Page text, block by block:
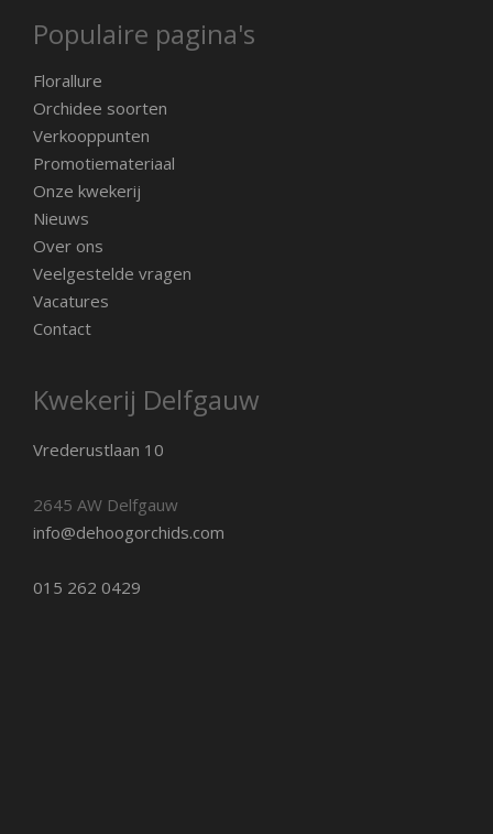
Populaire pagina's
Florallure
Orchidee soorten
Verkooppunten
Promotiemateriaal
Onze kwekerij
Nieuws
Over ons
Veelgestelde vragen
Vacatures
Contact
Kwekerij Delfgauw
Vrederustlaan 10
2645 AW Delfgauw
info@dehoogorchids.com
015 262 0429